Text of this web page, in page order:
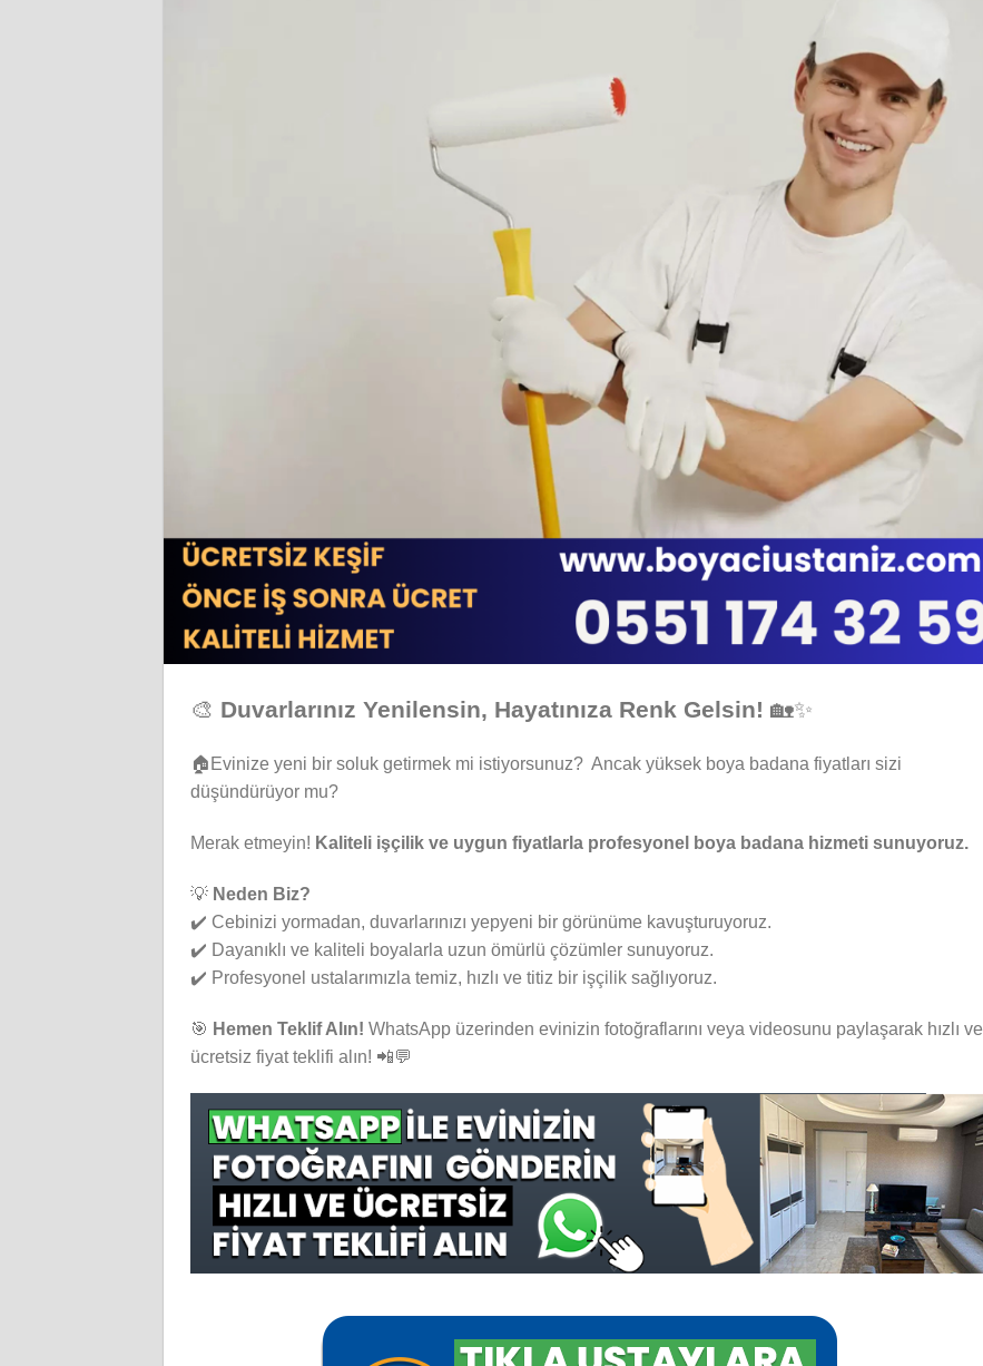
🎨 Duvarlarınız Yenilensin, Hayatınıza Renk Gelsin! 🏡✨
🏠Evinize yeni bir soluk getirmek mi istiyorsunuz? Ancak yüksek boya badana fiyatları sizi
düşündürüyor mu?
Merak etmeyin! Kaliteli işçilik ve uygun fiyatlarla profesyonel boya badana hizmeti sunuyoruz.
💡 Neden Biz?
✔️ Cebinizi yormadan, duvarlarınızı yepyeni bir görünüme kavuşturuyoruz.
✔️ Dayanıklı ve kaliteli boyalarla uzun ömürlü çözümler sunuyoruz.
✔️ Profesyonel ustalarımızla temiz, hızlı ve titiz bir işçilik sağlıyoruz.
🎯 Hemen Teklif Alın! WhatsApp üzerinden evinizin fotoğraflarını veya videosunu paylaşarak hızlı ve
ücretsiz fiyat teklifi alın! 📲💬